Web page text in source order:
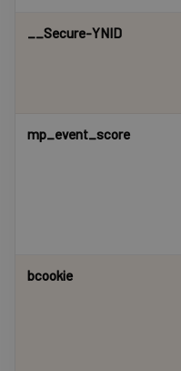
__Secure-YNID
mp_event_score
bcookie